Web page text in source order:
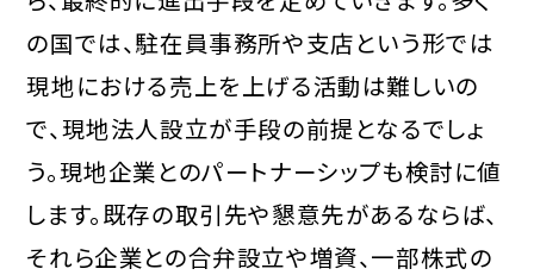
の国では、駐在員事務所や支店という形では
現地における売上を上げる活動は難しいの
で、現地法人設立が手段の前提となるでしょ
う。現地企業とのパートナーシップも検討に値
します。既存の取引先や懇意先があるならば、
それら企業との合弁設立や増資、一部株式の